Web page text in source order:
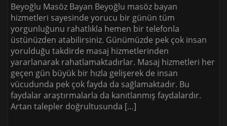
Beyoğlu Masöz Bayan Beyoğlu masöz bayan
hizmetleri sayesinde yorucu bir günün tüm
yorgunluğunu rahatlıkla hemen bir telefonla
üstünüzden atabilirsiniz. Günümüzde pek çok insan
yorulduğu takdirde masaj hizmetlerinden
yararlanarak rahatlamaktadırlar. Masaj hizmetleri her
geçen gün büyük bir hızla gelişerek de insan
vücudunda pek çok fayda da sağlamaktadır. Bu
faydalar araştırmalarla da kanıtlanmış faydalardır.
Artan talepler doğrultusunda […]